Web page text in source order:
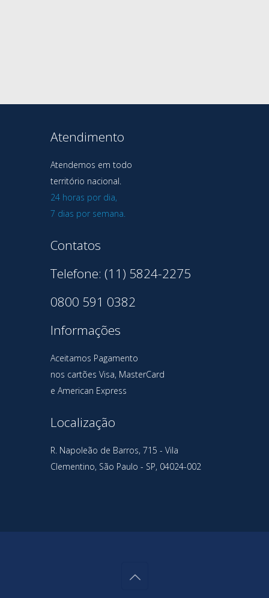
Atendimento
Atendemos em todo
território nacional.
24 horas por dia,
7 dias por semana.
Contatos
Telefone: (11) 5824-2275
0800 591 0382
Informações
Aceitamos Pagamento
nos cartões Visa, MasterCard
e American Express
Localização
R. Napoleão de Barros, 715 - Vila
Clementino, São Paulo - SP, 04024-002